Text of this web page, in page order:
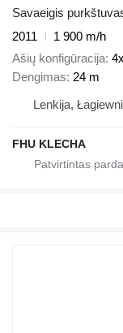
Savaeigis
2011
1 900 m/h
Ašių konfigūracija
Dengimas 24 m
Lenkija,
FHU KLECHA